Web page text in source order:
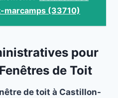
marcamps (33710)
pour
de Toit
de toit à Castillon-